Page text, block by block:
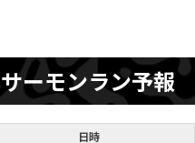
サーモンラン予報
日時